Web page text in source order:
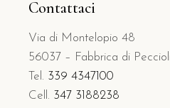
Contattaci
Via di Montelopio 48
56037 – Fabbrica di
Tel. 339 4347100
Cell. 347 3188238